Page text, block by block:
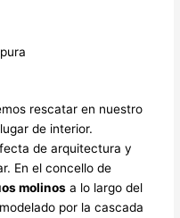
rescatar en nuestro
de interior.
de arquitectura y
En el concello de
molinos a lo largo del
por la cascada